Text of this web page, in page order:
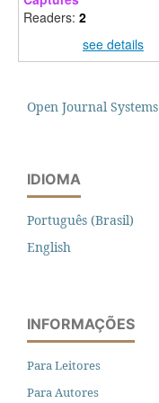
Readers: 2
see details
Open Journal Systems
IDIOMA
Português (Brasil)
English
INFORMAÇÕES
Para Leitores
Para Autores